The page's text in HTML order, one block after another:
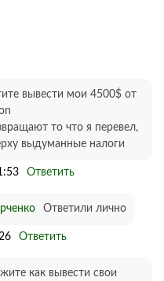
вывести мои 4500$ от
то что я перевел,
выдуманные налоги
Ответить
Ответили лично
Ответить
как вывести свои